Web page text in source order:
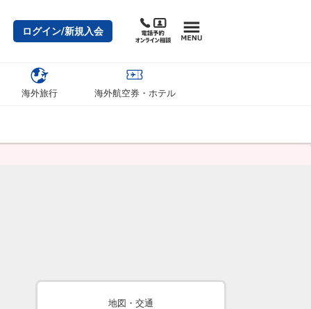
ログイン/新規入会
海外旅行 海外航空券・ホテル
地図・交通